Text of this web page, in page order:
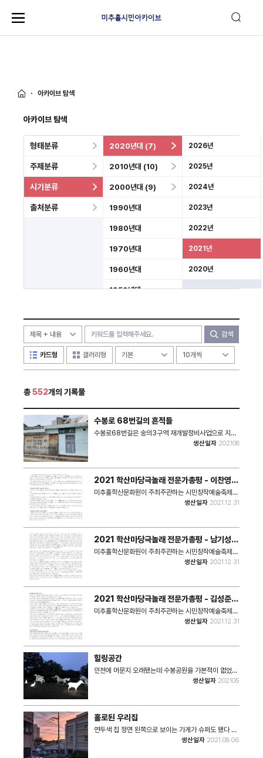
아카이브 탐색
아카이브 탐색
형태분류
주제분류
시기분류
2020년대 (7) 2026년
2025년
2024년
2023년
2022년
2021년
2020년
2010년대 (10)
2000년대 (9)
1990년대
1980년대
1970년대
1960년대
1950년대
출처분류
검색
카드형 갤러리형
총552개의 기록물
수봉로 68번길의 흔적들
수봉로68번길은 숭의3구역 재개발정비사업으로 지금
은 그 모습은 사라지고 아파트가 들어서는 중이다. 이주
촬영장소: 수봉로 68번길 촬영일자: 2021년 8월 사진
장수: 6장 #. 해당 사진은 2024 특성화사업 기록물 수
진 공모전 <사라져 가는 것들>을 통해 수집된 사진입니
다.
생산일자 202108
2021 학산마당극놀래 전문가총평 - 이찬영
2021 부평풍물대축제 기획단장
미추홀학산문화원이 주최주관하는 시민창작예술축제인
'제8회 학산마당극놀래'의 전문가 총평이다. * 참여 전
생산일자 2021.12.31
2021 학산마당극놀래 전문가총평 - 남기성
2021 학산마당극놀래 총감독
미추홀학산문화원이 주최주관하는 시민창작예술축제인
'제8회 학산마당극놀래'의 전문가 총평이다. * 참여 전
생산일자 2021.12.31
2021 학산마당극놀래 전문가총평 - 김성준
인천광역시문화원연합회 사무처장
미추홀학산문화원이 주최주관하는 시민창작예술축제인
'제8회 학산마당극놀래'의 전문가 총평이다. * 참여 전
생산일자 2021.12.31
힐링공간
인천에 머문지 오래됐는데 수봉공원을 가본적이 없었어
요 지인들이 저를 위해 수봉산을 소개해주고 아이들이
습니다 역시 풍악놀이의 흥은 최고인거 갔습니다^^ 이런
이벤트로 즐겁고 행복했던 수봉공원의 기억을 떠올리게
해주셔서 감사합니다 • 촬영일자 : 2021년 5월 /
2022년 10월 • 크기 : 1707x1280 • 장수 : 6장 #.
해당 사진은 2023 특성화사업 기록물 수집 공모전 '그
때 그 시절 앨범 속 수봉산'을 통해 수집된 사진입니다.
생산일자 202105
홀로된 우리집
연두색 집 정면 왼쪽으로 보이는 가게가 슈퍼도 됐다 식
당도 됐다 월세도 줬다 2022년 9월을 마지막으로 사무
생산일자 2021.08.06